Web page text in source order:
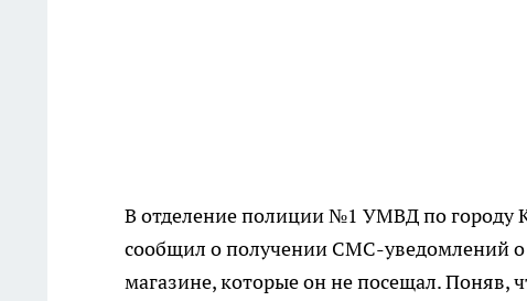
В отделение полиции №1 УМВД по городу
сообщил о получении СМС-уведомлений о
магазине, которые он не посещал. Поняв,